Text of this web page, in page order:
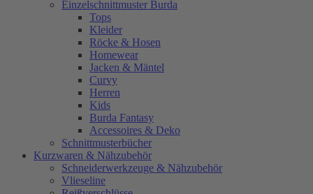
Einzelschnittmuster Burda
Tops
Kleider
Röcke & Hosen
Homewear
Jacken & Mäntel
Curvy
Herren
Kids
Burda Fantasy
Accessoires & Deko
Schnittmusterbücher
Kurzwaren & Nähzubehör
Schneiderwerkzeuge & Nähzubehör
Vlieseline